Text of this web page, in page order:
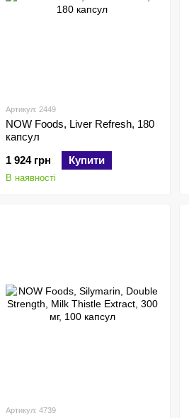
Артикул: 2449
NOW Foods, Liver Refresh, 180
капсул
1 924 грн
Купити
В наявності
Артикул: 4739